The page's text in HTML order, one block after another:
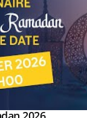
Youtube